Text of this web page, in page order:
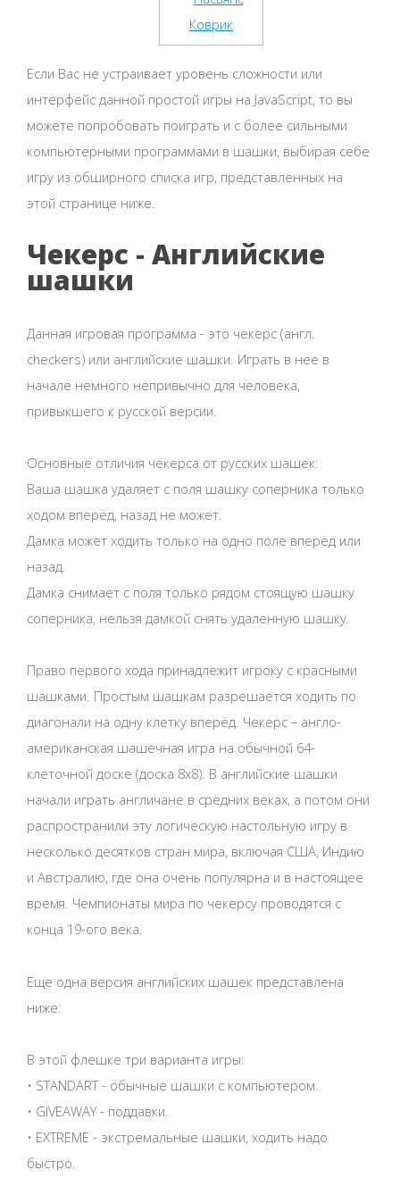
Если Вас не устраивает уровень сложности или
интерфейс данной простой игры на JavaScript, то вы
можете попробовать поиграть и с более сильными
компьютерными программами в шашки, выбирая себе
игру из обширного списка игр, представленных на
этой странице ниже.
Чекерс - Английские
шашки
Данная игровая программа - это чекерс (англ.
checkers) или английские шашки. Играть в нее в
начале немного непривычно для человека,
привыкшего к русской версии.
Основные отличия чекерса от русских шашек:
Ваша шашка удаляет с поля шашку соперника только
ходом вперёд, назад не может.
Дамка может ходить только на одно поле вперёд или
назад.
Дамка снимает с поля только рядом стоящую шашку
соперника, нельзя дамкой снять удаленную шашку.
Право первого хода принадлежит игроку с красными
шашками. Простым шашкам разрешается ходить по
диагонали на одну клетку вперёд. Чекерс – англо-
американская шашечная игра на обычной 64-
клеточной доске (доска 8x8). В английские шашки
начали играть англичане в средних веках, а потом они
распространили эту логическую настольную игру в
несколько десятков стран мира, включая США, Индию
и Австралию, где она очень популярна и в настоящее
время. Чемпионаты мира по чекерсу проводятся с
конца 19-ого века.
Еще одна версия английских шашек представлена
ниже:
В этой флешке три варианта игры:
• STANDART - обычные шашки с компьютером.
• GIVEAWAY - поддавки.
• EXTREME - экстремальные шашки, ходить надо
быстро.